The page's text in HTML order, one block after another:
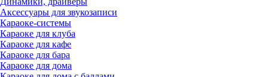
Аксессуары для звукозаписи
Караоке-системы
Караоке для клуба
Караоке для кафе
Караоке для бара
Караоке для дома